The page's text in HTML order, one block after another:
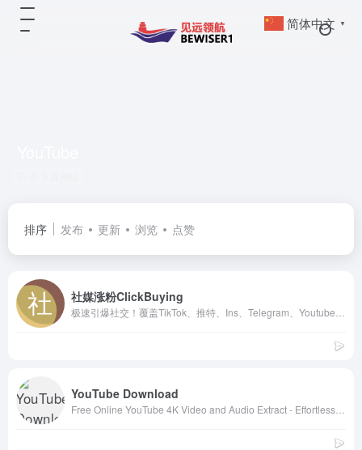
排序 发布 更新 浏览 点赞
社媒涨粉ClickBuying
YouTube Download
简体中文 ▼